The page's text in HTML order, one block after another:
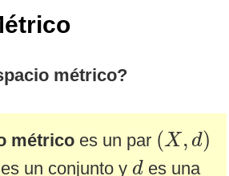
métrico?
métrico es un par (X, d)
( X, )
es un conjunto y d
des una